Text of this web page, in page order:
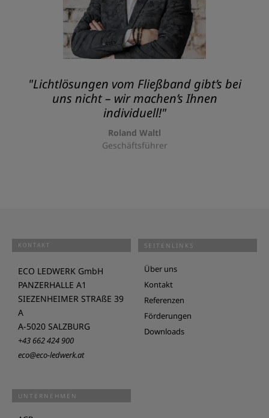
"Lichtlösungen vom Fließband gibt’s bei
uns nicht – wir machen’s Ihnen
individuell!"
Roland Waltl
Geschäftsführer
KONTAKT
ECO LEDWERK GmbH
PANZERHALLE A1
SIEZENHEIMER STRAßE 39
A
A-5020 SALZBURG
+43 662 424 900
eco@eco-ledwerk.at
SEITENLINKS
Über uns
Kontakt
Referenzen
Förderungen
Downloads
UNTERNEHMEN